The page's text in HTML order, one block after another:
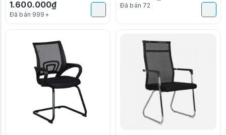
1.600.000₫
Đã bán 999+
Đã bán 72